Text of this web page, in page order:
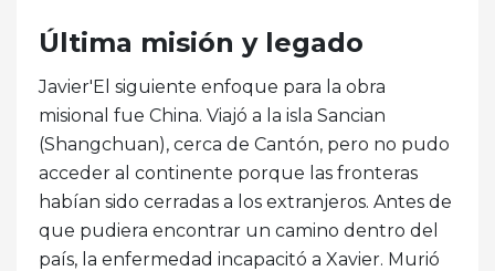
Última misión y legado
Javier'El siguiente enfoque para la obra
misional fue China. Viajó a la isla Sancian
(Shangchuan), cerca de Cantón, pero no pudo
acceder al continente porque las fronteras
habían sido cerradas a los extranjeros. Antes de
que pudiera encontrar un camino dentro del
país, la enfermedad incapacitó a Xavier. Murió